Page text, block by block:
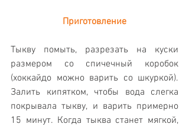
Приготовление
Тыкву помыть, разрезать на куски
размером со спичечный коробок
(хоккайдо можно варить со шкуркой).
Залить кипятком, чтобы вода слегка
покрывала тыкву, и варить примерно
15 минут. Когда тыква станет мягкой,